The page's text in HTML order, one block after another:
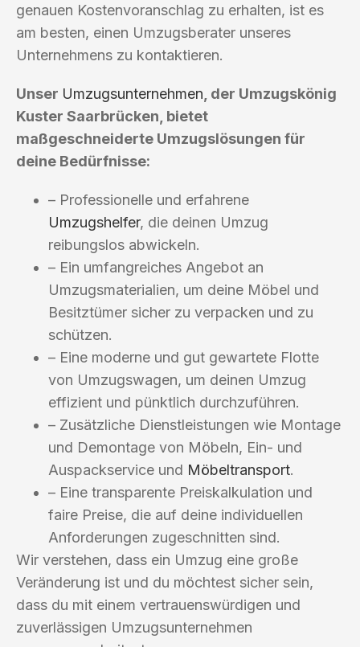
genauen Kostenvoranschlag zu erhalten, ist es
am besten, einen Umzugsberater unseres
Unternehmens zu kontaktieren.
Unser Umzugsunternehmen , der Umzugskönig
Kuster Saarbrücken, bietet
maßgeschneiderte Umzugslösungen für
deine Bedürfnisse:
– Professionelle und erfahrene
Umzugshelfer, die deinen Umzug
reibungslos abwickeln.
– Ein umfangreiches Angebot an
Umzugsmaterialien, um deine Möbel und
Besitztümer sicher zu verpacken und zu
schützen.
– Eine moderne und gut gewartete Flotte
von Umzugswagen, um deinen Umzug
effizient und pünktlich durchzuführen.
– Zusätzliche Dienstleistungen wie Montage
und Demontage von Möbeln, Ein- und
Auspackservice und Möbeltransport.
– Eine transparente Preiskalkulation und
faire Preise, die auf deine individuellen
Anforderungen zugeschnitten sind.
Wir verstehen, dass ein Umzug eine große
Veränderung ist und du möchtest sicher sein,
dass du mit einem vertrauenswürdigen und
zuverlässigen Umzugsunternehmen